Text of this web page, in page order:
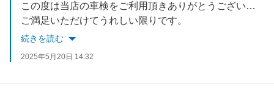
この度は当店の車検をご利用頂きありがとうございました。
ご満足いただけてうれしい限りです。
また半年毎に無料点検のご案内をお送りしますのでぜひご利用ください。
続きを読む
2025年5月20日 14:32